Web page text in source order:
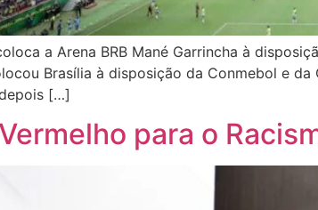
a Arena BRB Mané Garrincha à
Brasília à disposição da Conmebol e
[…]
para o